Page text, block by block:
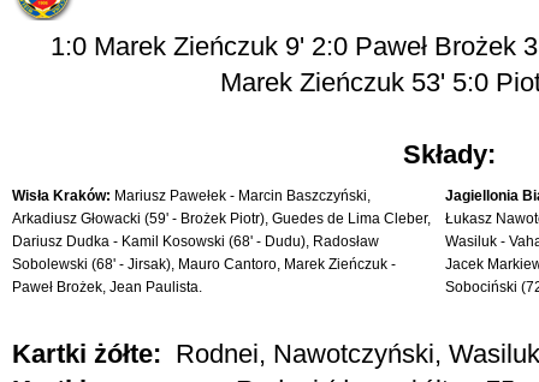
1:0 Marek Zieńczuk 9' 2:0 Paweł Brożek
Marek Zieńczuk 53' 5:0
Składy:
Wisła Kraków: Mariusz Pawełek - Marcin Baszczyński,
Arkadiusz Głowacki (59' - Brożek Piotr), Guedes de Lima Cleber,
Dariusz Dudka - Kamil Kosowski (68' - Dudu), Radosław
Sobolewski (68' - Jirsak), Mauro Cantoro, Marek Zieńczuk -
Paweł Brożek, Jean Paulista.
Jagiellonia
Łukasz
Wasiluk -
Jacek
Sobociński
Kartki żółte: Rodnei, Nawotczyński, Wasiluk